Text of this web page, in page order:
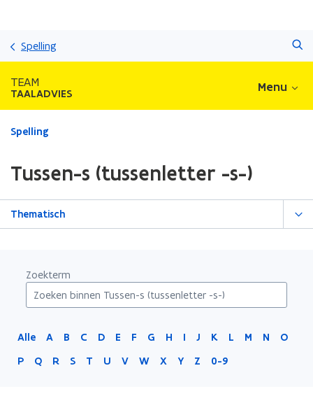
Spelling
TEAM
TAALADVIES Menu
Gedaan
zich
op:
Tussen-
Spelling
Tussen-s (tussenletter -s-)
Thematisch
Zoekterm
Alle A B C D E F G H I J K L M N
O
P
Q R S T U V W X Y Z 0-9